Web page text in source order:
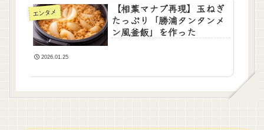
エンタメ
【相葉マナブ再現】玉ねぎ
たっぷり「勝浦タンタンメ
ン風釜飯」を作った
2026.01.25